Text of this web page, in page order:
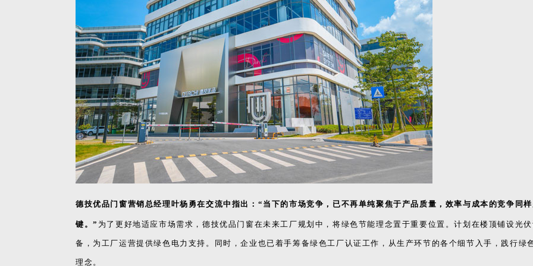
德技优品门窗营销总经理叶杨勇在交流中指出：“当下的市场竞争，已不再单纯聚焦于产品质量，效率与成本的竞争同样
键。” 为了更好地适应市场需求，德技优品门窗在未来工厂规划中，将绿色节能理念置于重要位置。计划在楼顶铺设光伏
备，为工厂运营提供绿色电力支持。同时，企业也已着手筹备绿色工厂认证工作，从生产环节的各个细节入手，践行绿
理念。